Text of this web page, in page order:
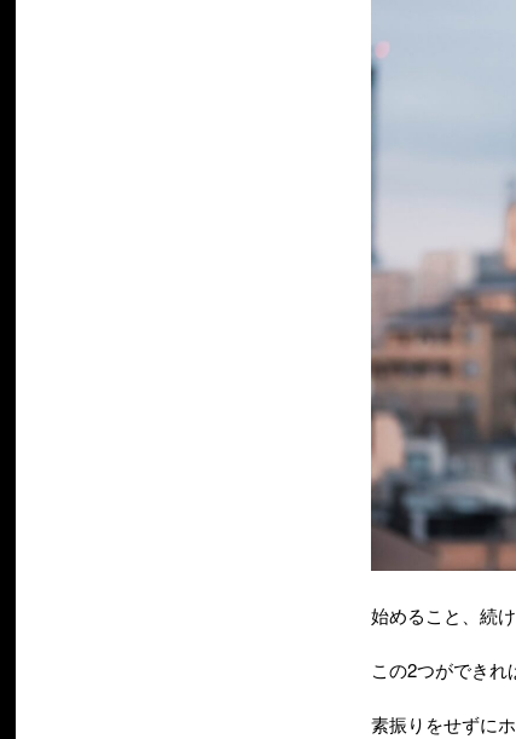
始めること、続け
この2つができれ
素振りをせずに